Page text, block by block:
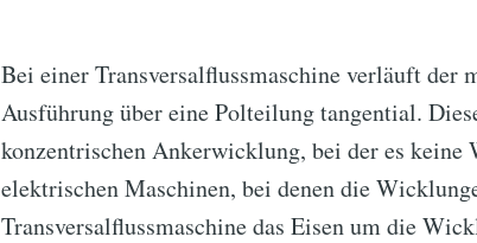
Bei einer Transversalflussmaschine verläuft der
Ausführung über eine Polteilung tangential.
konzentrischen Ankerwicklung, bei der es
elektrischen Maschinen, bei denen die
Transversalflussmaschine das Eisen um die